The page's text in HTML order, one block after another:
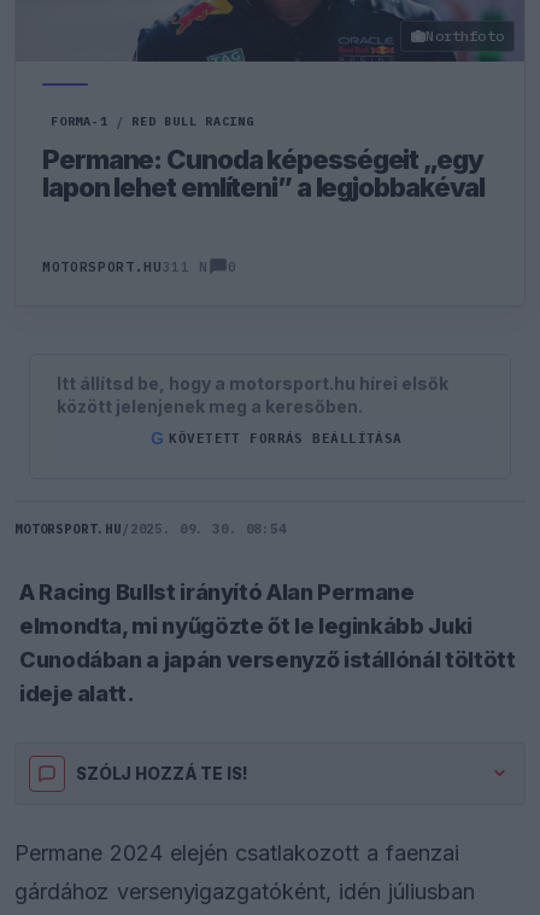
Northfoto
FORMA-1 / RED BULL RACING
Permane: Cunoda képességeit „egy
lapon lehet említeni” a legjobbakéval
MOTORSPORT.HU311 N 0
Itt állítsd be, hogy a motorsport.hu hírei elsők
között jelenjenek meg a keresőben.
G KÖVETETT FORRÁS BEÁLLÍTÁSA
MOTORSPORT.HU / 2025. 09. 30. 08:54
A Racing Bullst irányító Alan Permane
elmondta, mi nyűgözte őt le leginkább Juki
Cunodában a japán versenyző istállónál töltött
ideje alatt.
SZÓLJ HOZZÁ TE IS!
Permane 2024 elején csatlakozott a faenzai
gárdához versenyigazgatóként, idén júliusban